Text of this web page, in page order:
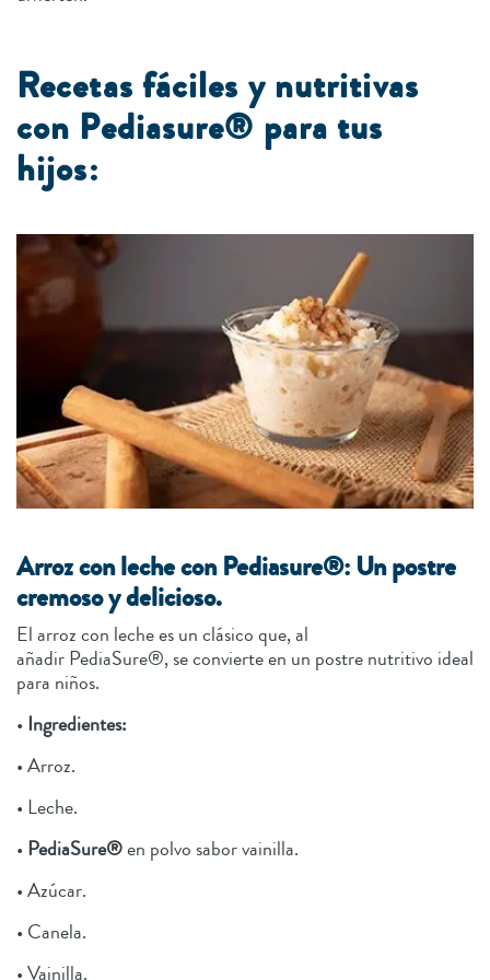
Recetas fáciles y nutritivas
con Pediasure® para tus
hijos:
Arroz con leche con Pediasure®: Un postre
cremoso y delicioso.
El arroz con leche es un clásico que, al
añadir PediaSure®, se convierte en un postre nutritivo ideal
para niños.
• Ingredientes:
• Arroz.
• Leche.
• PediaSure®en polvo sabor vainilla.
• Azúcar.
• Canela.
• Vainilla.